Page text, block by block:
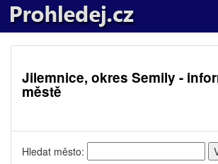
Jilemnice, okres Semily -
městě
Hledat město: